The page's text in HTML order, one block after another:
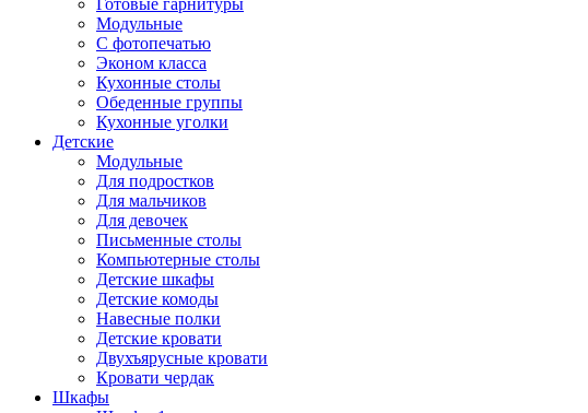
Готовые гарнитуры
Модульные
С фотопечатью
Эконом класса
Кухонные столы
Обеденные группы
Кухонные уголки
Детские
Модульные
Для подростков
Для мальчиков
Для девочек
Письменные столы
Компьютерные столы
Детские шкафы
Детские комоды
Навесные полки
Детские кровати
Двухъярусные кровати
Кровати чердак
Шкафы